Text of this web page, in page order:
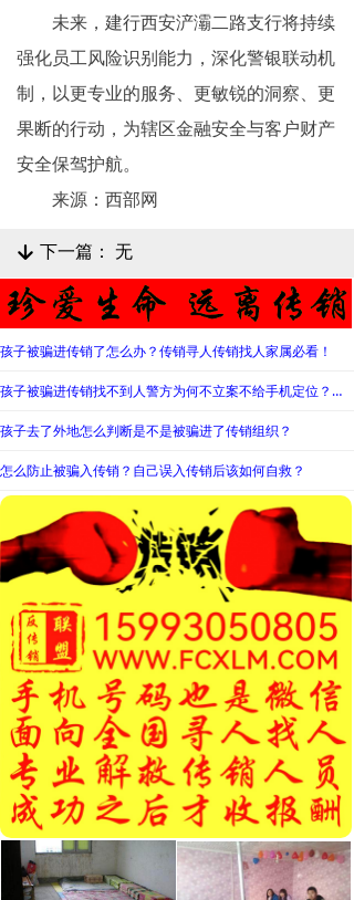
未来，建行西安浐灞二路支行将持续
强化员工风险识别能力，深化警银联动机
制，以更专业的服务、更敏锐的洞察、更
果断的行动，为辖区金融安全与客户财产
安全保驾护航。
来源：西部网
녓 下一篇： 无
孩子被骗进传销了怎么办？传销寻人传销找人家属必看！
孩子被骗进传销找不到人警方为何不立案不给手机定位？警察不管怎么办？
孩子去了外地怎么判断是不是被骗进了传销组织？
怎么防止被骗入传销？自己误入传销后该如何自救？